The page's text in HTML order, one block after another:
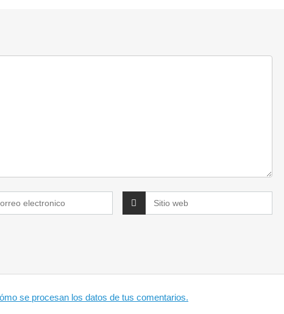
se procesan los datos de tus comentarios.